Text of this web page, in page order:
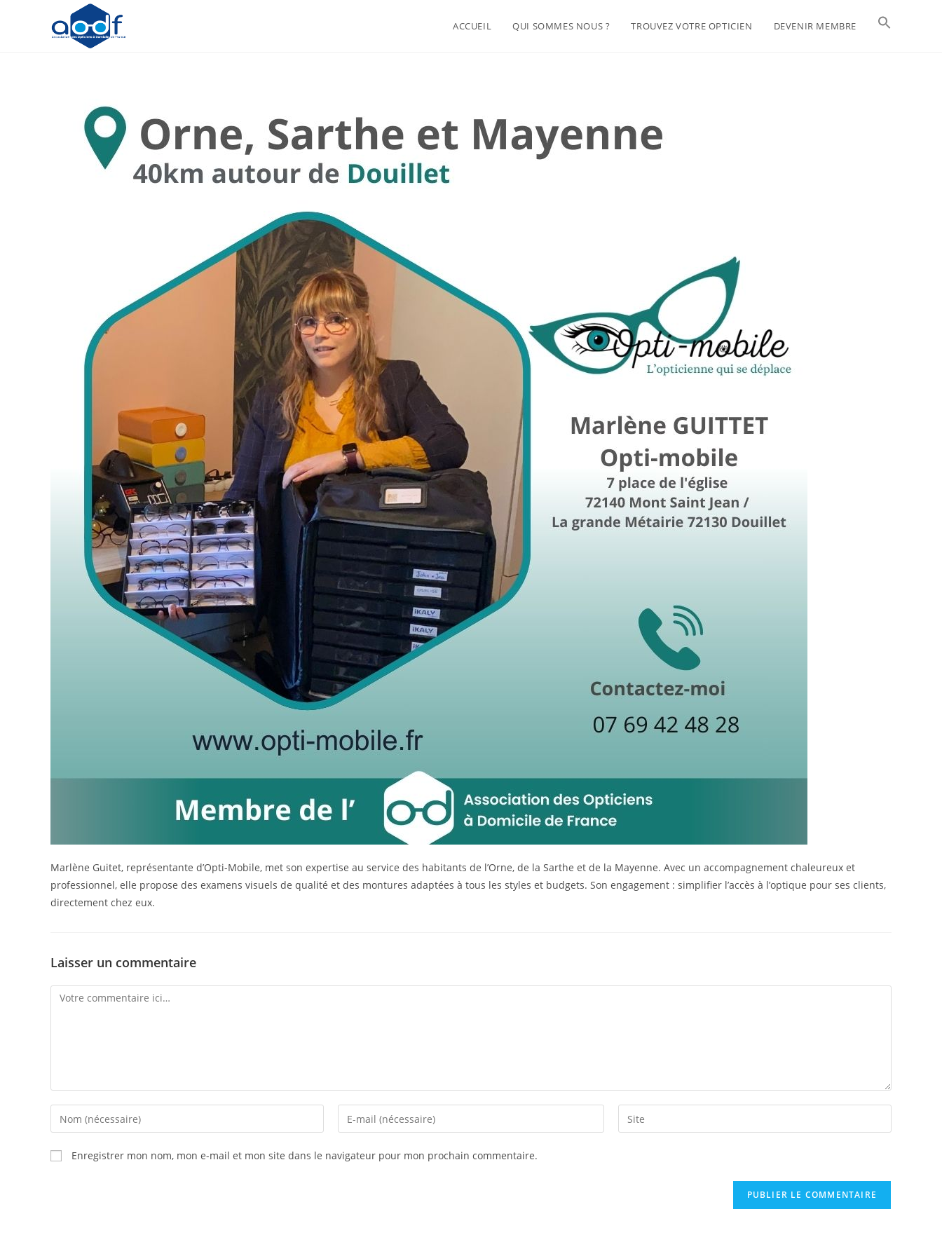
ACCUEIL QUI SOMMES NOUS ? TROUVEZ VOTRE OPTICIEN DEVENIR MEMBRE
Marlène Guitet, représentante d’Opti-Mobile, met son expertise au service des habitants de l’Orne, de la Sarthe et de la Mayenne. Avec un accompagnement chaleureux et
professionnel, elle propose des examens visuels de qualité et des montures adaptées à tous les styles et budgets. Son engagement : simplifier l’accès à l’optique pour ses clients,
directement chez eux.
Laisser un commentaire
Enregistrer mon nom, mon e-mail et mon site dans le navigateur pour mon prochain commentaire.